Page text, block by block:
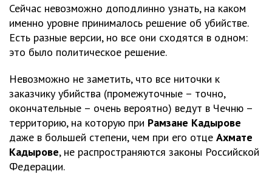
Сейчас невозможно доподлинно узнать, на каком
именно уровне принималось решение об убийстве.
Есть разные версии, но все они сходятся в одном:
это было политическое решение.
Невозможно не заметить, что все ниточки к
заказчику убийства (промежуточные – точно,
окончательные – очень вероятно) ведут в Чечню –
территорию, на которую при Рамзане Кадырове
даже в большей степени, чем при его отце Ахмате
Кадырове, не распространяются законы Российской
Федерации.